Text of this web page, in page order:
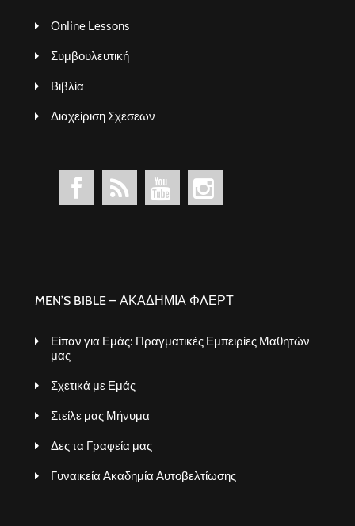
Online Lessons
Συμβουλευτική
Βιβλία
Διαχείριση Σχέσεων
MEN’S BIBLE – ΑΚΑΔΗΜΙΑ ΦΛΕΡΤ
Είπαν για Εμάς: Πραγματικές Εμπειρίες Μαθητών
μας
Σχετικά με Εμάς
Στείλε μας Μήνυμα
Δες τα Γραφεία μας
Γυναικεία Ακαδημία Αυτοβελτίωσης